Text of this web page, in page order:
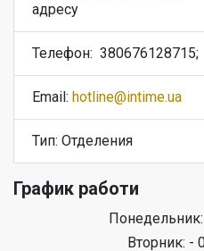
адресу
Телефон: 380676128715;
Email: hotline@intime.ua
Тип: Отделения
График работи
Вторник: -